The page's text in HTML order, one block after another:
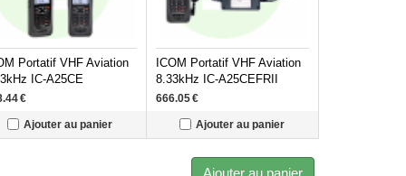
Portatif VHF Aviation
IC-A25CE
€
Ajouter au panier
ICOM Portatif VHF Aviation
8.33kHz IC-A25CEFRII
666.05€
Ajouter au panier
Ajouter au panier